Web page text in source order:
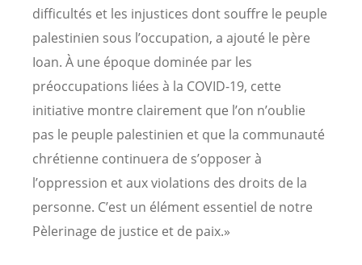
difficultés et les injustices dont souffre le peuple
palestinien sous l’occupation, a ajouté le père
Ioan. À une époque dominée par les
préoccupations liées à la COVID-19, cette
initiative montre clairement que l’on n’oublie
pas le peuple palestinien et que la communauté
chrétienne continuera de s’opposer à
l’oppression et aux violations des droits de la
personne. C’est un élément essentiel de notre
Pèlerinage de justice et de paix.»